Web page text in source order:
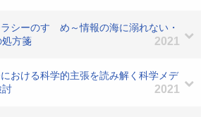
シーのすゝめ～情報の海に溺れない・
方箋
2021
おける科学的主張を読み解く科学メデ
討
2021